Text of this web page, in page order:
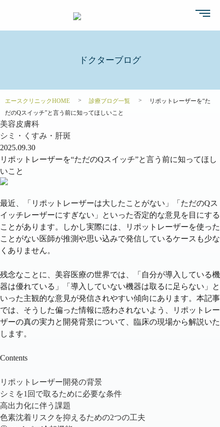
ドクターブログ
エースクリニックHOME 診療ブログ一覧
リポットレーザーを“た
だのQスイッチ”と言う前に知ってほしいこと
美容皮膚科
シミ・くすみ・肝斑
2025.09.30
リポットレーザーを“ただのQスイッチ”と言う前に知ってほし
いこと
最近、「リポットレーザーは大したことがない」「ただのQス
イッチレーザーにすぎない」といった否定的な意見を目にする
ことがあります。しかし実際には、
リポットレーザーを使った
ことがない医師が推測や思い込みで発信しているケース も少な
くありません。
残念なことに、美容医療の世界では、「自分が導入している機
器は優れている」「導入していない機器は取るに足らない」と
いった主観的な意見が発信されやすい傾向にあります。本記事
では、そうした偏った情報に惑わされないよう、
リポットレー
ザーの真の実力と開発背景について、臨床の現場から解説いた
します。
Contents
リポットレーザー開発の背景
シミを1回で取るために必要な条件
高出力化に伴う課題
色素沈着リスクを抑えるための2つの工夫